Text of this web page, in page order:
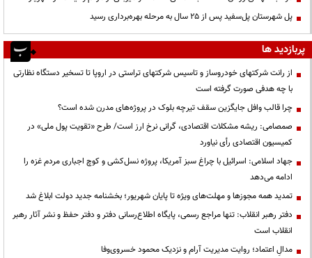
پل شهرستان پل‌سفید پس از ۲۵ سال به مرحله بهره‌برداری رسید
پربازدید ها
از رانت‌ شرکتهای خودروساز و تاسیس شرکتهای تراستی در اروپا تا تسخیر دستگاه نظارتی
با چه هدفی صورت گرفته است
چرا قالب وافل جایگزین سقف تیرچه بلوک در پروژه‌های مدرن شده است؟
صمصامی: ریشه مشکلات اقتصادی، گرانی نرخ ارز است/ طرح «تقویت پول ملی» در
کمیسیون اقتصادی رأی نیاورد
جهاد اسلامی: اسرائیل با چراغ سبز آمریکا، پروژه نسل‌کشی و کوچ اجباری مردم غزه را
ادامه می‌دهد
تمدید همه مجوزها و مهلت‌های ویژه تا پایان شهریور؛ بخشنامه جدید دولت ابلاغ شد
دفتر رهبر انقلاب: تنها مراجع رسمی، پایگاه اطلاع‌رسانی دفتر و دفتر حفظ و نشر آثار رهبر
انقلاب است
مدالِ اعتماد؛ روایت مدیریت آرام و نزدیک محمود خسروی‌وفا